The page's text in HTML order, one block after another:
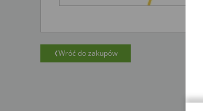
Wróć do zakupów